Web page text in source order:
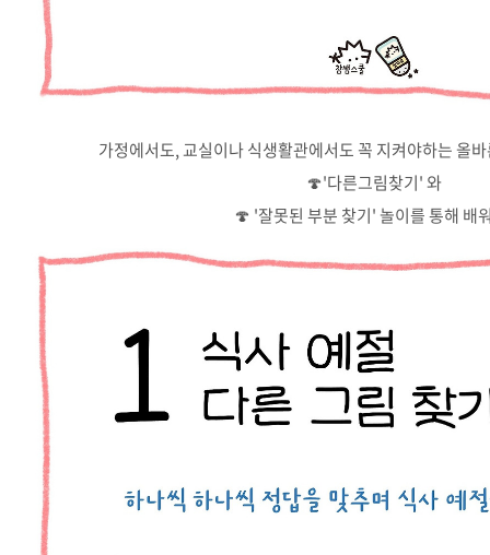
가정에서도, 교실이나 식생활관에서도 꼭 지켜야하는 올
🍄'다른그림찾기' 와
🍄 '잘못된 부분 찾기' 놀이를 통해 배